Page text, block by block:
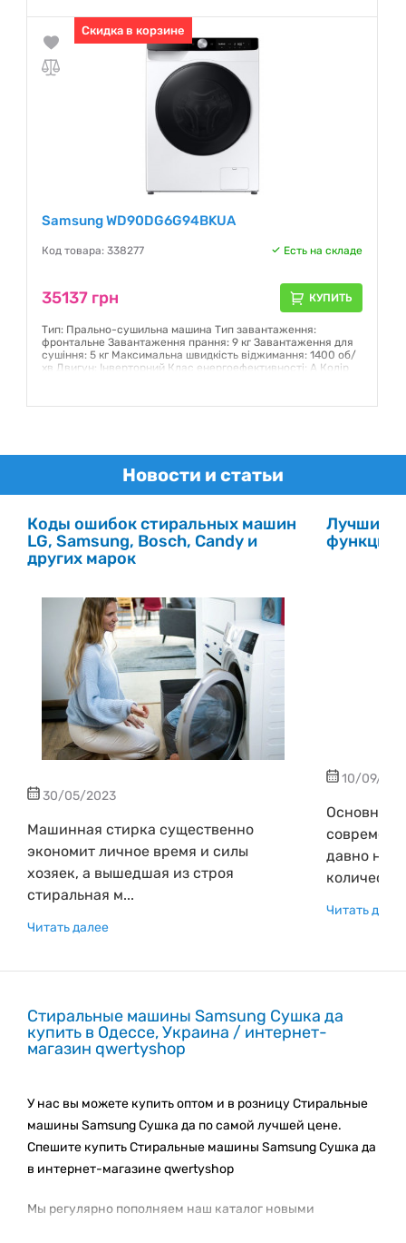
Так Розмір (ШхВхГ): 600 x 850 x 480 мм
Гарантия:12 месяцев
Скидка в корзине
Samsung WD90DG6G94BKUA
Код товара: 338277 Есть на складе
35137 грн КУПИТЬ
Тип: Прально-сушильна машина Тип завантаження:
фронтальне Завантаження прання: 9 кг Завантаження для
сушіння: 5 кг Максимальна швидкість віджимання: 1400 об/
хв Двигун: Інверторний Клас енергоефективності: A Колір
Розмір (ШхВхГ): 600 x 850 x 480 мм
Новости и статьи
Коды ошибок стиральных машин
LG, Samsung, Bosch, Candy и
других марок
30/05/2023
Машинная стирка существенно
экономит личное время и силы
хозяек, а вышедшая из строя
стиральная м...
Читать далее
Лучшие
10/09/
Основные
давно не
Читать
Стиральные машины Samsung Сушка да
купить в Одессе, Украина / интернет-
магазин qwertyshop
У нас вы можете купить оптом и в розницу Стиральные
машины Samsung Сушка да по самой лучшей цене.
Спешите купить Стиральные машины Samsung Сушка да
в интернет-магазине qwertyshop
Мы регулярно пополняем наш каталог новыми